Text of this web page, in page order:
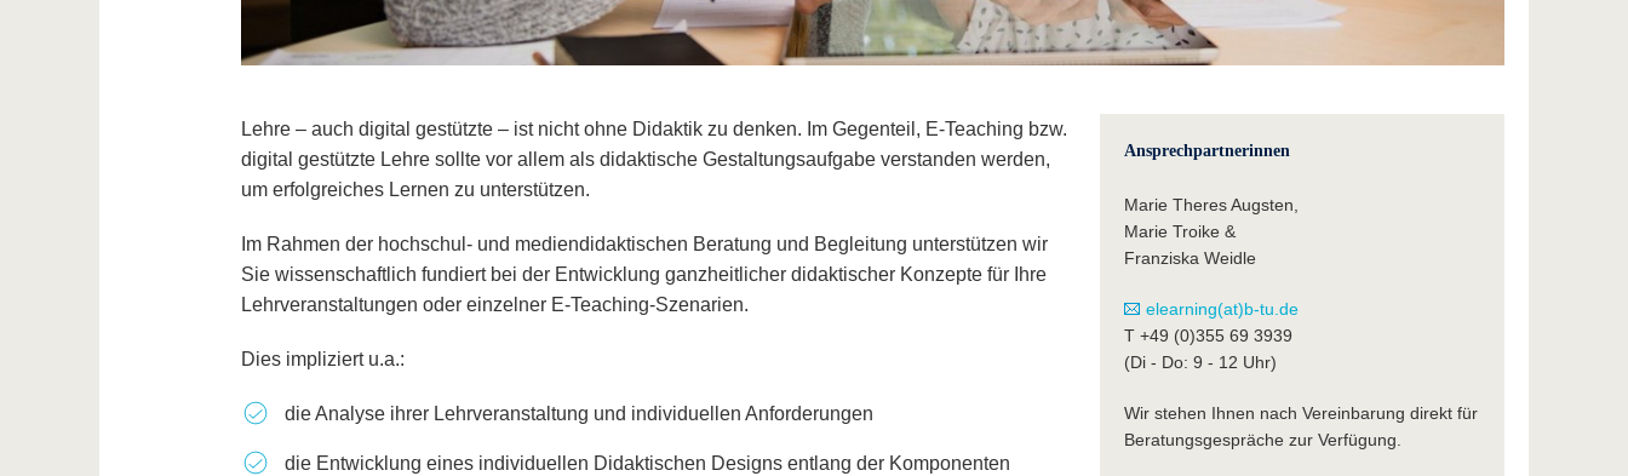
Lehre – auch digital gestützte – ist nicht ohne Didaktik zu denken. Im Gegenteil, E-Teaching bzw.
digital gestützte Lehre sollte vor allem als didaktische Gestaltungsaufgabe verstanden werden,
um erfolgreiches Lernen zu unterstützen.
Im Rahmen der hochschul- und mediendidaktischen Beratung und Begleitung unterstützen wir
Sie wissenschaftlich fundiert bei der Entwicklung ganzheitlicher didaktischer Konzepte für Ihre
Lehrveranstaltungen oder einzelner E-Teaching-Szenarien.
Dies impliziert u.a.:
die Analyse ihrer Lehrveranstaltung und individuellen Anforderungen
die Entwicklung eines individuellen Didaktischen Designs entlang der Komponenten
Ansprechpartnerinnen
Marie Theres Augsten,
Marie Troike &
Franziska Weidle
elearning(at)b-tu.de
T +49 (0)355 69 3939
(Di - Do: 9 - 12 Uhr)
Wir stehen Ihnen nach Vereinbarung direkt für
Beratungsgespräche zur Verfügung.